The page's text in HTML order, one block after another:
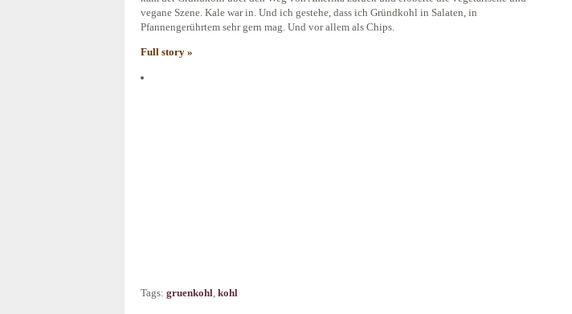
vegane Szene. Kale war in. Und ich gestehe, dass ich Gründkohl in Salaten, in
Pfannengerührtem sehr gern mag. Und vor allem als Chips.
Full story »
Tags: gruenkohl kohl